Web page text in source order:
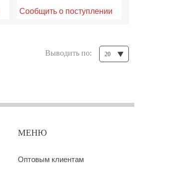
Сообщить о поступлении
Выводить по: 20
МЕНЮ
Оптовым клиентам